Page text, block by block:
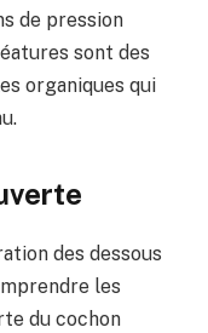
de pression
sont des
organiques qui
des dessous
les
du cochon